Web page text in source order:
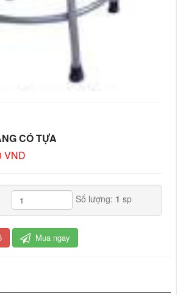
CÓ TỰA
VND
Số lượng: 1 sp
Mua ngay